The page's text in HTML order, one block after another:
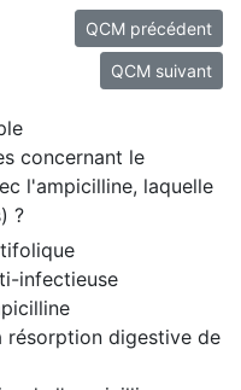
QCM précédent
QCM suivant
concernant le
l'ampicilline, laquelle
?
infectieuse
résorption digestive de